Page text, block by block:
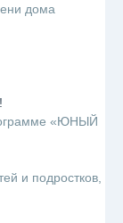
дома
«ЮНЫЙ
и подростков,